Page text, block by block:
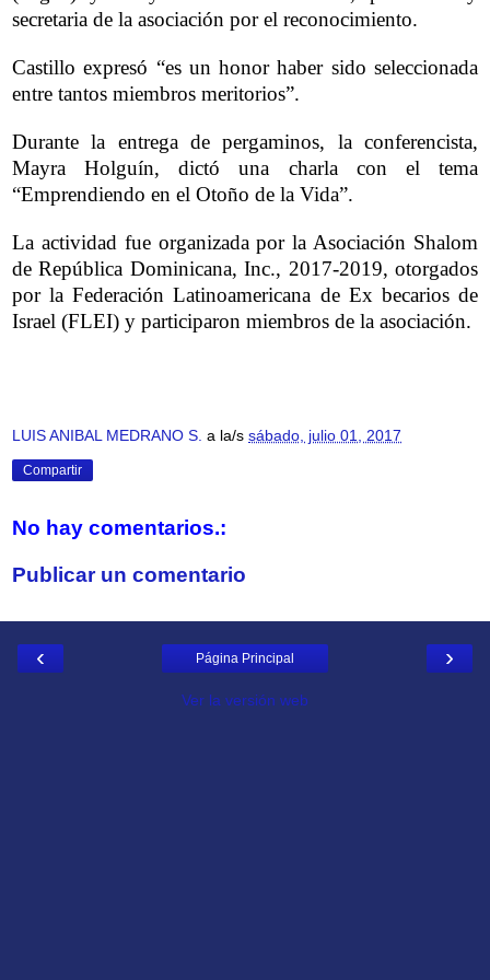
secretaria de la asociación por el reconocimiento.
Castillo expresó “es un honor haber sido seleccionada
entre tantos miembros meritorios”.
Durante la entrega de pergaminos, la conferencista,
Mayra Holguín, dictó una charla con el tema
“Emprendiendo en el Otoño de la Vida”.
La actividad fue organizada por la Asociación Shalom
de República Dominicana, Inc., 2017-2019, otorgados
por la Federación Latinoamericana de Ex becarios de
Israel (FLEI) y participaron miembros de la asociación.
LUIS ANIBAL MEDRANO S. a la/s sábado, julio 01, 2017
Compartir
No hay comentarios.:
Publicar un comentario
‹ ›
Página Principal
Ver la versión web